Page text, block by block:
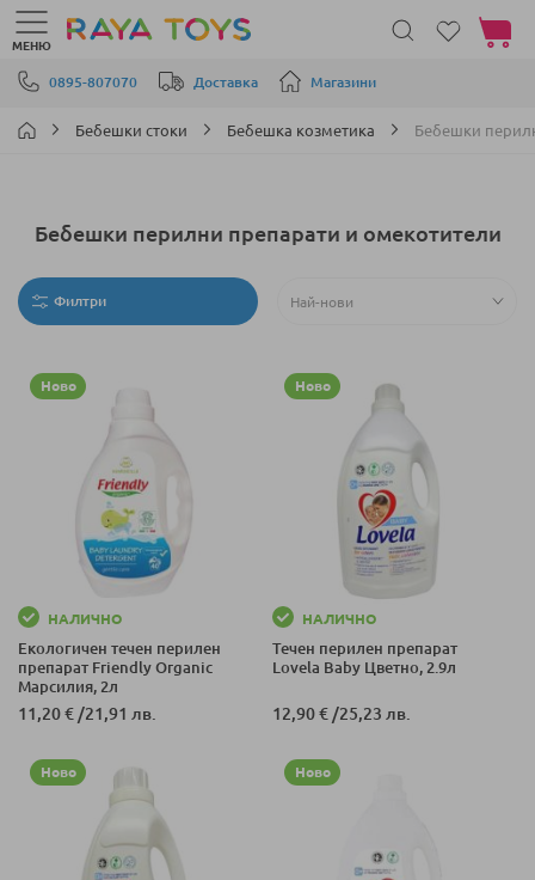
Прескачане към съдържанието
0895-807070 Доставка Магазини
МЕНЮ
Моята
Бебешки стоки Бебешка козметика Бебешки
Бебешки перилни препарати и омекотители
Филтри
Ново
НАЛИЧНО
Екологичен течен перилен
препарат Friendly Organic
Марсилия, 2л
11,20 € /21,91 лв.
Ново
НАЛИЧНО
Течен перилен препарат
Lovela Baby Цветно, 2.9л
12,90 € /25,23 лв.
Ново Ново